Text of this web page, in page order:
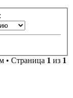
• Страница 1 из 1